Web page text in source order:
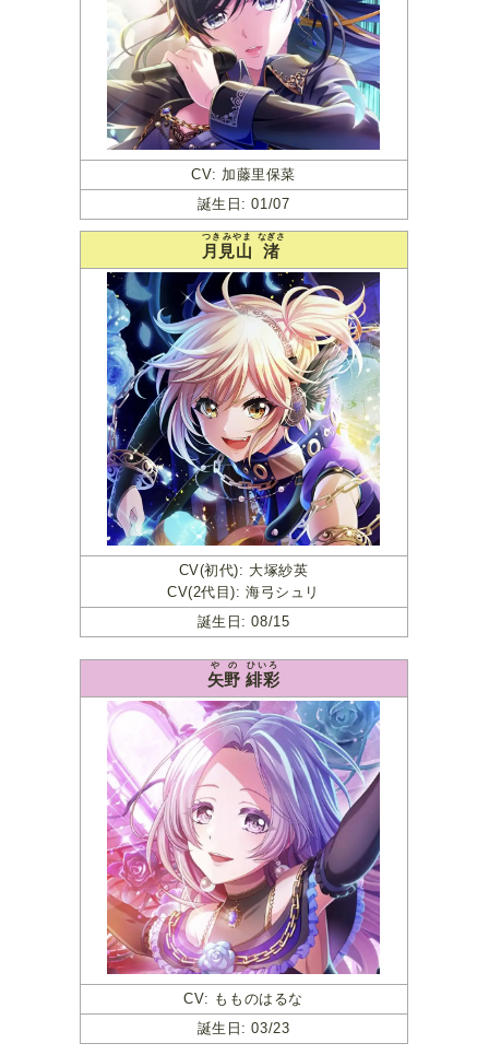
CV: 加藤里保菜
誕生日: 01/07
月見山
つきみやま
渚
なぎさ
CV(初代): 大塚紗英
CV(2代目): 海弓シュリ
誕生日: 08/15
矢野
やの
緋彩
ひいろ
CV: もものはるな
誕生日: 03/23